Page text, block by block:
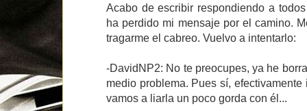
Acabo de escribir respondiendo a
ha perdido mi mensaje por el camino.
tragarme el cabreo. Vuelvo a intentarlo:
-DavidNP2: No te preocupes, ya he
medio problema. Pues sí,
vamos a liarla un poco gorda con él...